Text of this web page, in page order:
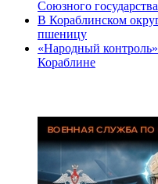
Союзного государства
В Кораблинском
пшеницу
«Народный
Кораблине